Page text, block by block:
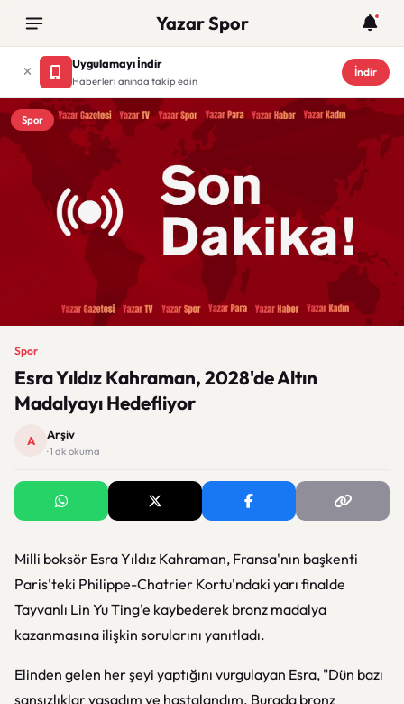
Yazar Spor
Uygulamayı İndir
Haberleri anında takip edin
İndir
Spor
Spor
Esra Yıldız Kahraman, 2028'de Altın
Madalyayı Hedefliyor
A Arşiv
· 1 dk okuma
Milli boksör Esra Yıldız Kahraman, Fransa'nın başkenti
Paris'teki Philippe-Chatrier Kortu'ndaki yarı finalde
Tayvanlı Lin Yu Ting'e kaybederek bronz madalya
kazanmasına ilişkin sorularını yanıtladı.
Elinden gelen her şeyi yaptığını vurgulayan Esra, "Dün bazı
şansızlıklar yaşadım ve hastalandım. Burada bronz